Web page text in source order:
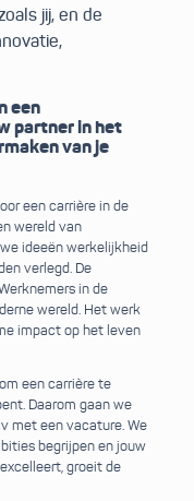
jij, en de
een
partner in het
van je
een carrière in de
wereld van
ideeën werkelijkheid
verlegd. De
in de
wereld. Het werk
impact op het leven
een carrière te
Daarom gaan we
met een vacature. We
begrijpen en jouw
groeit de